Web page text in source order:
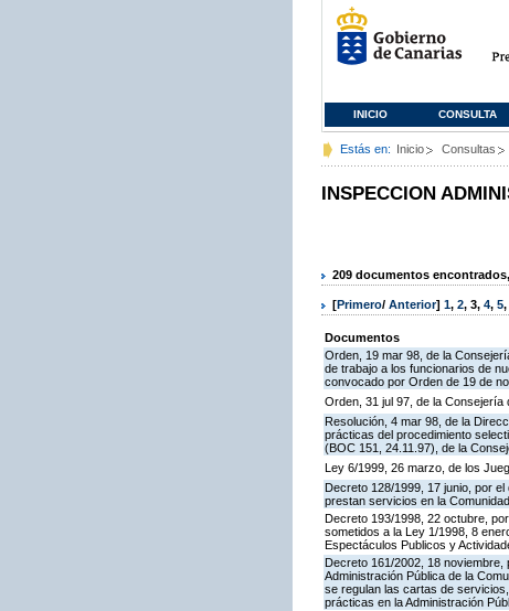
INICIO CONSULTA
Estás en: Inicio Consultas
INSPECCION
209 documentos
[Primero/ Anterior] 1, 2, 3, 4, 5,
Documentos
Orden, 19 mar 98, de la
de trabajo a los funcionarios de
convocado por Orden de 19 de
Orden, 31 jul 97, de la
Resolución, 4 mar 98, de la
prácticas del procedimiento
(BOC 151, 24.11.97), de la
Ley 6/1999, 26 marzo, de los
Decreto 128/1999, 17 junio, por
prestan servicios en la
Decreto 193/1998, 22 octubre,
sometidos a la Ley 1/1998, 8
Espectáculos Publicos y
Decreto 161/2002, 18
Administración Pública de la
se regulan las cartas de
prácticas en la Administración